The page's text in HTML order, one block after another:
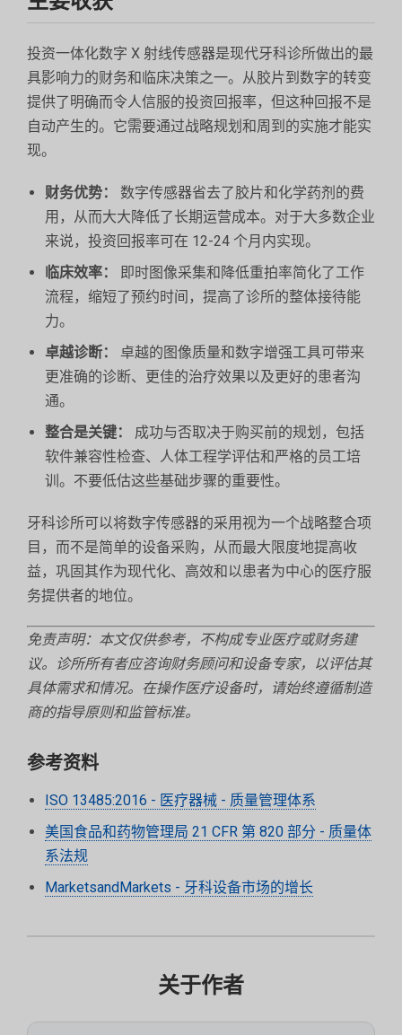
投资一体化数字 X 射线传感器是现代牙科诊所做出的最
具影响力的财务和临床决策之一。从胶片到数字的转变
提供了明确而令人信服的投资回报率，但这种回报不是
自动产生的。它需要通过战略规划和周到的实施才能实
现。
财务优势：
数字传感器省去了胶片和化学药剂的费
用，从而大大降低了长期运营成本。对于大多数企业
来说，投资回报率可在 12-24 个月内实现。
临床效率：
即时图像采集和降低重拍率简化了工作
流程，缩短了预约时间，提高了诊所的整体接待能
力。
卓越诊断：
卓越的图像质量和数字增强工具可带来
更准确的诊断、更佳的治疗效果以及更好的患者沟
通。
整合是关键：
成功与否取决于购买前的规划，包括
软件兼容性检查、人体工程学评估和严格的员工培
训。不要低估这些基础步骤的重要性。
牙科诊所可以将数字传感器的采用视为一个战略整合项
目，而不是简单的设备采购，从而最大限度地提高收
益，巩固其作为现代化、高效和以患者为中心的医疗服
务提供者的地位。
免责声明：本文仅供参考，不构成专业医疗或财务建
议。诊所所有者应咨询财务顾问和设备专家，以评估其
具体需求和情况。在操作医疗设备时，请始终遵循制造
商的指导原则和监管标准。
参考资料
ISO 13485:2016 - 医疗器械 - 质量管理体系
美国食品和药物管理局 21 CFR 第 820 部分 - 质量体
系法规
MarketsandMarkets - 牙科设备市场的增长
关于作者